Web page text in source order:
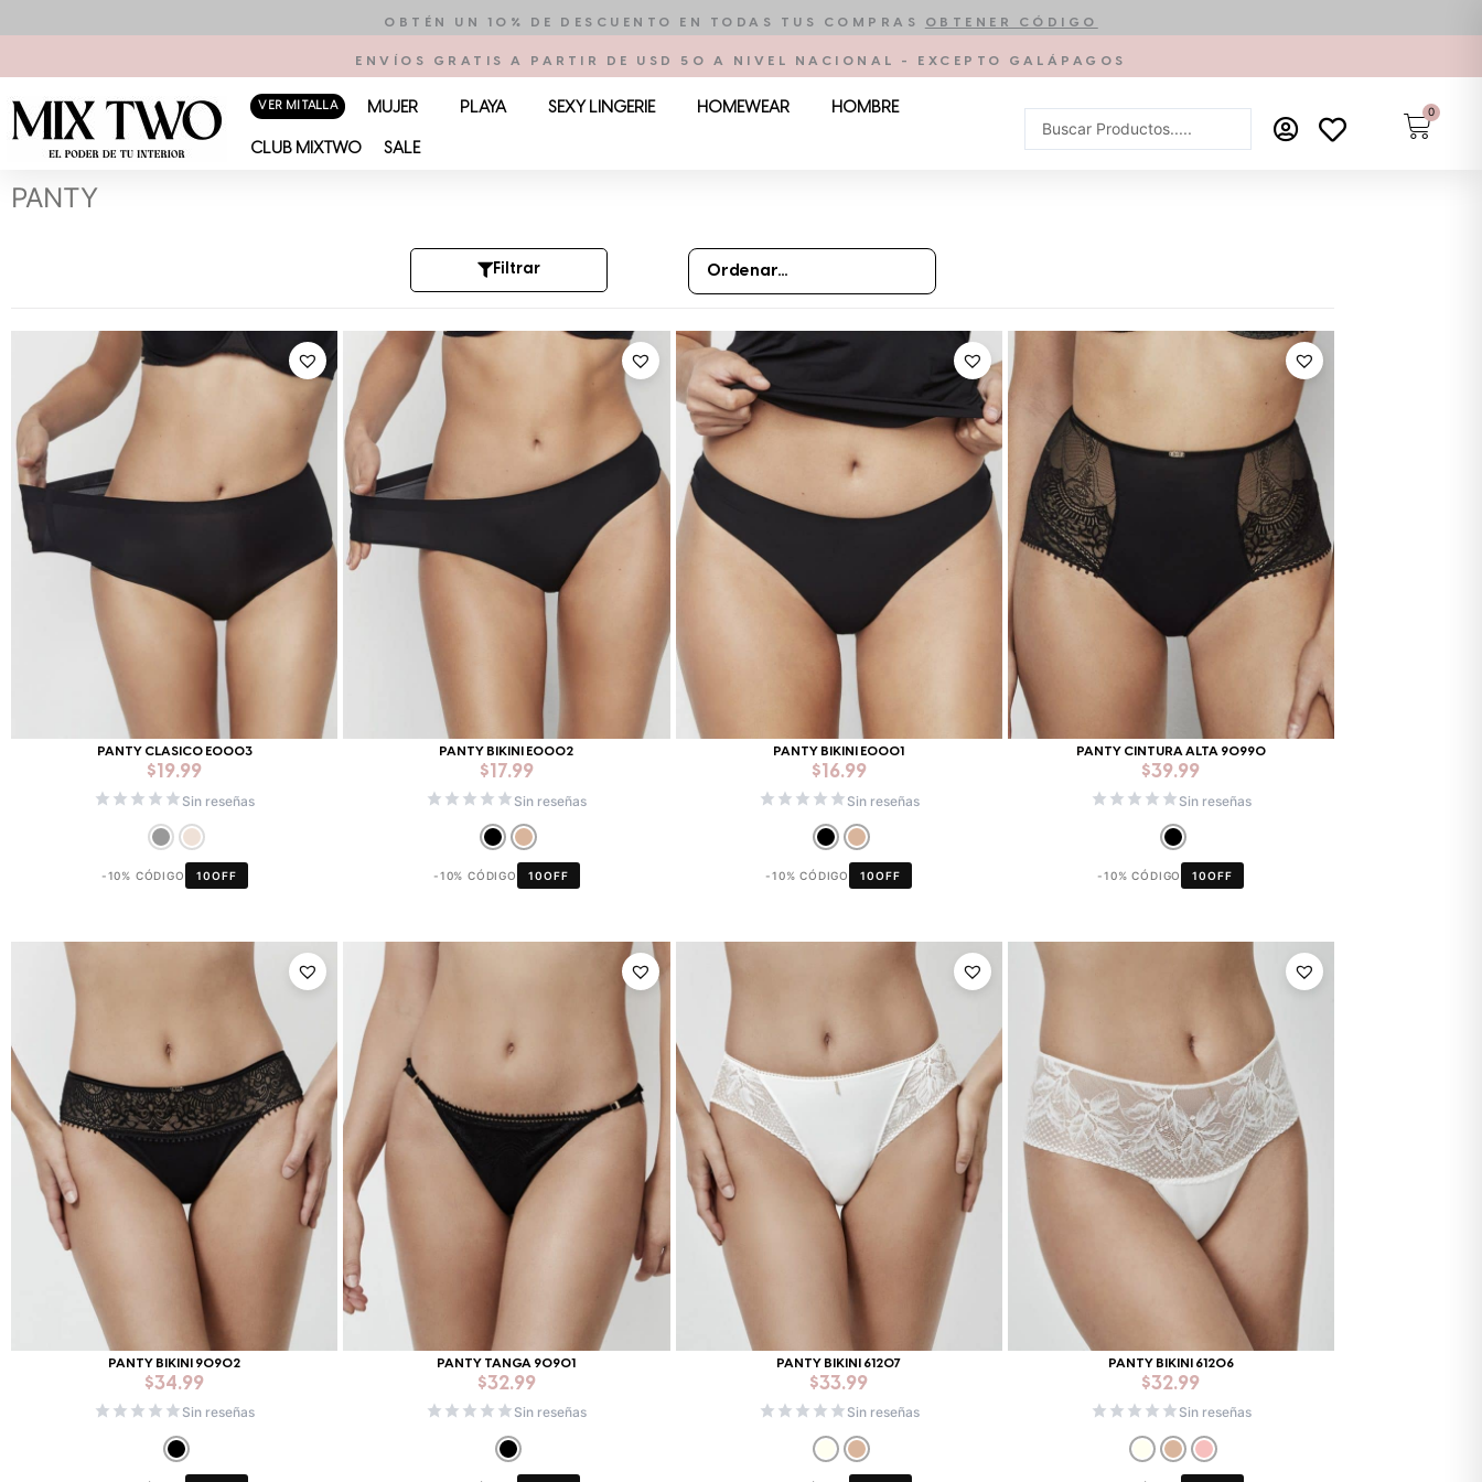
contenido
OBTÉN UN 10% DE DESCUENTO EN TODAS TUS COMPRAS OBTENER CÓDIGO
ENVÍOS GRATIS A PARTIR DE USD 50 A NIVEL NACIONAL - EXCEPTO GALÁPAGOS
VER MI TALLA MUJER PLAYA SEXY LINGERIE HOMEWEAR HOMBRE
CLUB MIXTWO SALE
Search
...
0
PANTY
Filtrar
PANTY CLASICO E0003
$ 19.99
Sin reseñas
-10% CÓDIGO 10OFF
PANTY BIKINI E0002
$ 17.99
Sin reseñas
-10% CÓDIGO 10OFF
PANTY BIKINI E0001
$ 16.99
Sin reseñas
-10% CÓDIGO 10OFF
PANTY CINTURA ALTA 90990
$39.99
Sin reseñas
-10% CÓDIGO 10OFF
PANTY BIKINI 90902
$34.99
Sin reseñas
PANTY TANGA 90901
$32.99
Sin reseñas
PANTY BIKINI 61207
$33.99
Sin reseñas
PANTY BIKINI 61206
$32.99
Sin reseñas